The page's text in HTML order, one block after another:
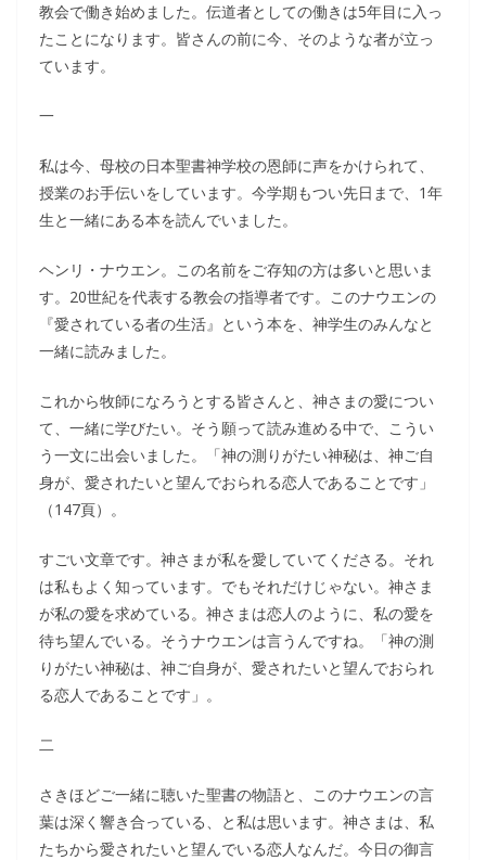
教会で働き始めました。伝道者としての働きは5年目に入っ
たことになります。皆さんの前に今、そのような者が立っ
ています。
一
私は今、母校の日本聖書神学校の恩師に声をかけられて、
授業のお手伝いをしています。今学期もつい先日まで、1年
生と一緒にある本を読んでいました。
ヘンリ・ナウエン。この名前をご存知の方は多いと思いま
す。20世紀を代表する教会の指導者です。このナウエンの
『愛されている者の生活』という本を、神学生のみんなと
一緒に読みました。
これから牧師になろうとする皆さんと、神さまの愛につい
て、一緒に学びたい。そう願って読み進める中で、こうい
う一文に出会いました。「神の測りがたい神秘は、神ご自
身が、愛されたいと望んでおられる恋人であることです」
（147頁）。
すごい文章です。神さまが私を愛していてくださる。それ
は私もよく知っています。でもそれだけじゃない。神さま
が私の愛を求めている。神さまは恋人のように、私の愛を
待ち望んでいる。そうナウエンは言うんですね。「神の測
りがたい神秘は、神ご自身が、愛されたいと望んでおられ
る恋人であることです」。
二
さきほどご一緒に聴いた聖書の物語と、このナウエンの言
葉は深く響き合っている、と私は思います。神さまは、私
たちから愛されたいと望んでいる恋人なんだ。今日の御言